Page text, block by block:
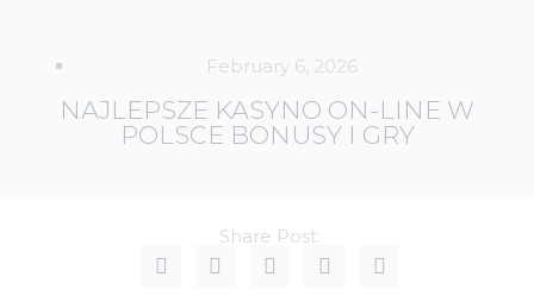
February 6, 2026
NAJLEPSZE KASYNO ON-LINE W
POLSCE BONUSY I GRY
Share Post: